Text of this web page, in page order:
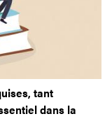
tant
dans la